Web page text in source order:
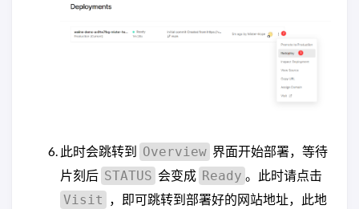
此时会跳转到 Overview 界面开始部署，等待
片刻后 STATUS 会变成 Ready 。此时请点击
Visit ，即可跳转到部署好的网站地址，此地